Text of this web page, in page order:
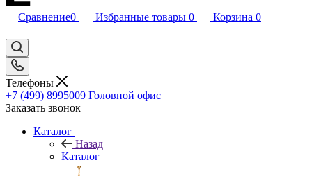
Сравнение0 Избранные товары 0 Корзина 0
Телефоны
+7 (499) 8995009 Головной офис
Заказать звонок
Каталог
Назад
Каталог